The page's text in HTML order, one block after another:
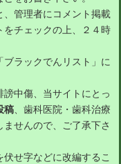
管理者にコメント掲載
チェックの上、２４時
ラックでんリスト」に
中傷、当サイトにとっ
稿、歯科医院・歯科治療
せんので、ご了承下さ
せ字などに改編するこ